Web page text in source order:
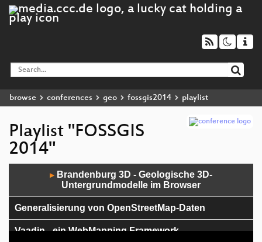
browse conferences geo fossgis2014 playlist
Playlist "FOSSGIS
2014"
▶
Brandenburg 3D - Geologische 3D-
Untergrundmodelle im Browser
Generalisierung von OpenStreetMap-Daten
Vaadin - ein WebMapping Framework